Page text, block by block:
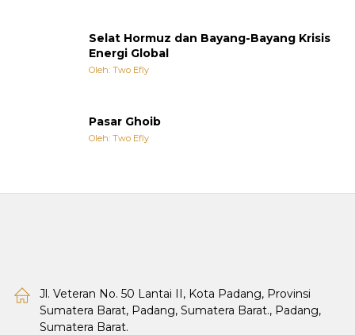
Selat Hormuz dan Bayang-Bayang Krisis
Energi Global
Oleh: Two Efly
Pasar Ghoib
Oleh: Two Efly
Jl. Veteran No. 50 Lantai II, Kota Padang, Provinsi
Sumatera Barat, Padang, Sumatera Barat., Padang,
Sumatera Barat.